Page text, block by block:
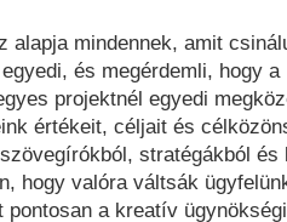
alapja mindennek, amit
és megérdemli, hogy
projektnél egyedi
értékeit, céljait és
stratégákból
hogy valóra váltsák
pontosan a kreatív